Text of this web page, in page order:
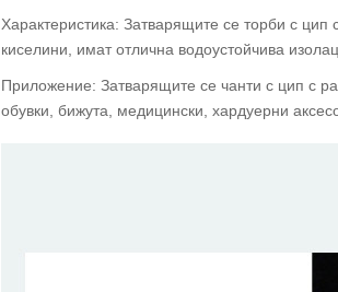
Характеристика: Затварящите се торби с цип
киселини, имат отлична водоустойчива
Приложение: Затварящите се чанти с цип с
обувки, бижута, медицински, хардуерни